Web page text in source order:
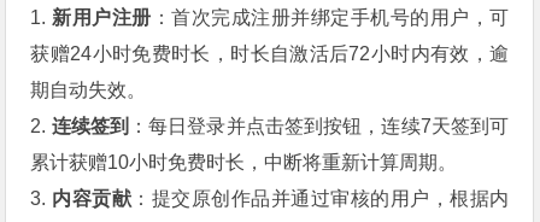
1. 新用户注册 ：首次完成注册并绑定手机号的用户，可
获赠24小时免费时长，时长自激活后72小时内有效，逾
期自动失效。
2. 连续签到 ：每日登录并点击签到按钮，连续7天签到可
累计获赠10小时免费时长，中断将重新计算周期。
3. 内容贡献 ：提交原创作品并通过审核的用户，根据内